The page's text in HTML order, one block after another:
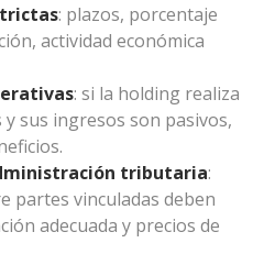
: plazos, porcentaje
actividad económica
: si la holding realiza
y sus ingresos son pasivos,
tributaria:
partes vinculadas deben
adecuada y precios de